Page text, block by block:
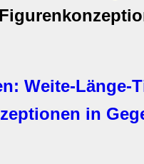
Weite-Länge-
in